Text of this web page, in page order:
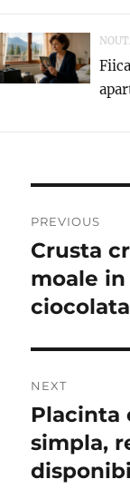
PREVIOUS
Previous
post:
Crusta
moale
NEXT
Next
post:
Placinta
simpla,